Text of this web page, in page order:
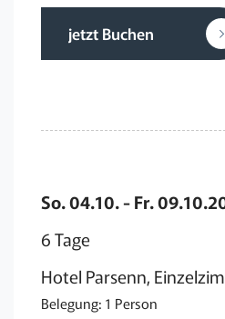
jetzt Buchen
So. 04.10. - Fr.
6 Tage
Hotel Parsenn,
Belegung: 1 Person